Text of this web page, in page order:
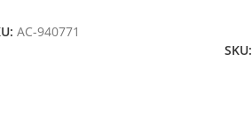
AC-940771
SKU: